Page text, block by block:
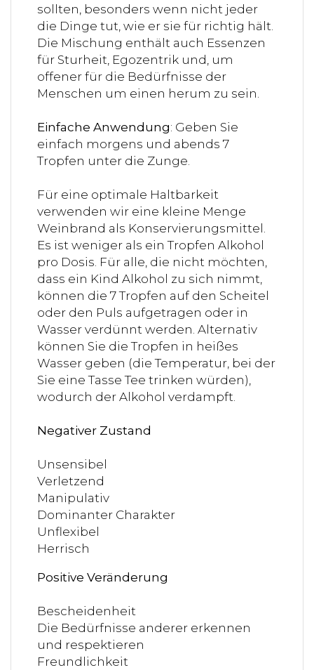
sollten, besonders wenn nicht jeder
die Dinge tut, wie er sie für richtig hält.
Die Mischung enthält auch Essenzen
für Sturheit, Egozentrik und, um
offener für die Bedürfnisse der
Menschen um einen herum zu sein.
Einfache Anwendung: Geben Sie
einfach morgens und abends 7
Tropfen unter die Zunge.
Für eine optimale Haltbarkeit
verwenden wir eine kleine Menge
Weinbrand als Konservierungsmittel.
Es ist weniger als ein Tropfen Alkohol
pro Dosis. Für alle, die nicht möchten,
dass ein Kind Alkohol zu sich nimmt,
können die 7 Tropfen auf den Scheitel
oder den Puls aufgetragen oder in
Wasser verdünnt werden. Alternativ
können Sie die Tropfen in heißes
Wasser geben (die Temperatur, bei der
Sie eine Tasse Tee trinken würden),
wodurch der Alkohol verdampft.
Negativer Zustand
Unsensibel
Verletzend
Manipulativ
Dominanter Charakter
Unflexibel
Herrisch
Positive Veränderung
Bescheidenheit
Die Bedürfnisse anderer erkennen
und respektieren
Freundlichkeit